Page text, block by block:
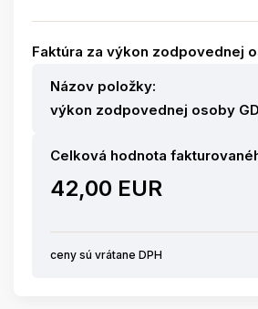
Faktúra za výkon zodpovednej
Názov položky:
výkon zodpovednej osoby
Celková hodnota
42,00 EUR
ceny sú vrátane DPH